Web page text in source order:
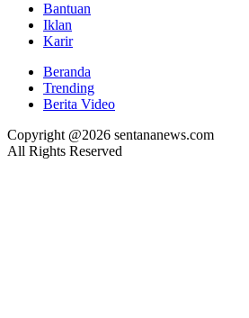
Bantuan
Iklan
Karir
Beranda
Trending
Berita Video
Copyright @2026 sentananews.com
All Rights Reserved